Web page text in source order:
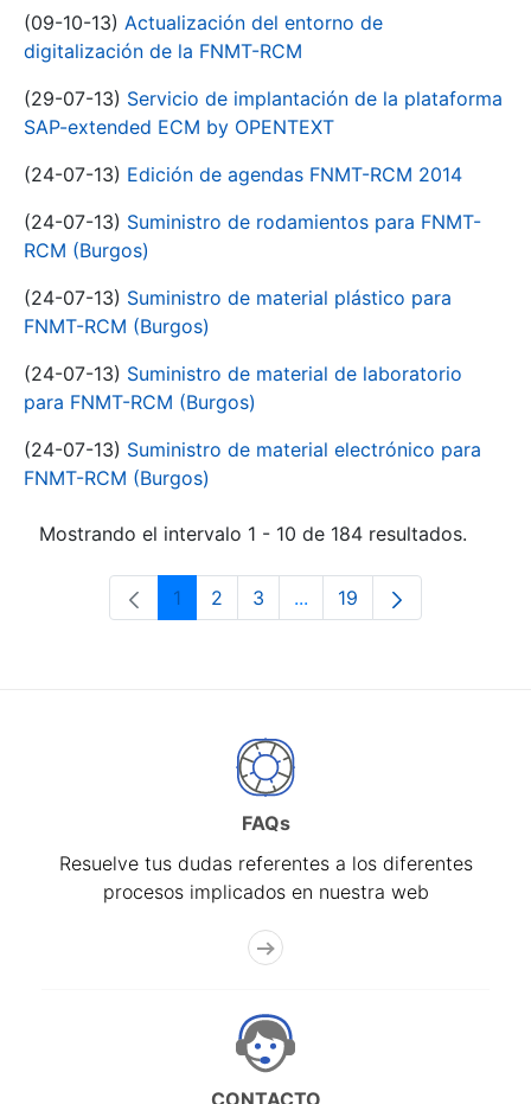
(09-10-13) Actualización del entorno de
digitalización de la FNMT-RCM
(29-07-13) Servicio de implantación de la plataforma
SAP-extended ECM by OPENTEXT
(24-07-13) Edición de agendas FNMT-RCM 2014
(24-07-13) Suministro de rodamientos para FNMT-
RCM (Burgos)
(24-07-13) Suministro de material plástico para
FNMT-RCM (Burgos)
(24-07-13) Suministro de material de laboratorio
para FNMT-RCM (Burgos)
(24-07-13) Suministro de material electrónico para
FNMT-RCM (Burgos)
Mostrando el intervalo 1 - 10 de 184 resultados.
Página
1 Página
2 Página
3 ...Páginas intermedias Use
Página
19
FAQs
Resuelve tus dudas referentes a los diferentes
procesos implicados en nuestra web
CONTACTO